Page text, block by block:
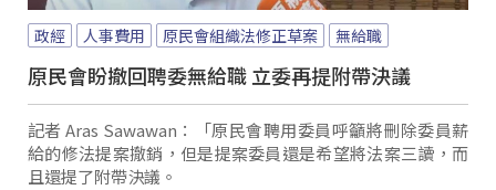
政經 人事費用 原民會組織法修正草案 無給職
原民會盼撤回聘委無給職 立委再提附帶決議
記者 Aras Sawawan：「原民會聘用委員呼籲將刪除委員薪
給的修法提案撤銷，但是提案委員還是希望將法案三讀，而
且還提了附帶決議。